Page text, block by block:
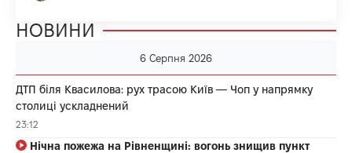
НОВИНИ
6 Серпня 2026
ДТП біля Квасилова: рух трасою Київ — Чоп у напрямку
столиці ускладнений
23:12
Нічна пожежа на Рівненщині: вогонь знищив пункт